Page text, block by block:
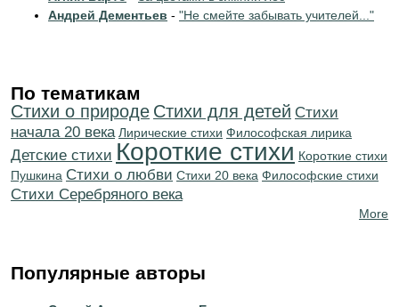
Андрей Дементьев - "Не смейте забывать учителей..."
По тематикам
Стихи о природе Стихи для детей Cтихи
начала 20 века Лирические стихи Философская лирика
Детские стихи Короткие стихи Короткие стихи
Пушкина Стихи о любви Стихи 20 века Философские стихи
Cтихи Серебряного века
More
Популярные авторы